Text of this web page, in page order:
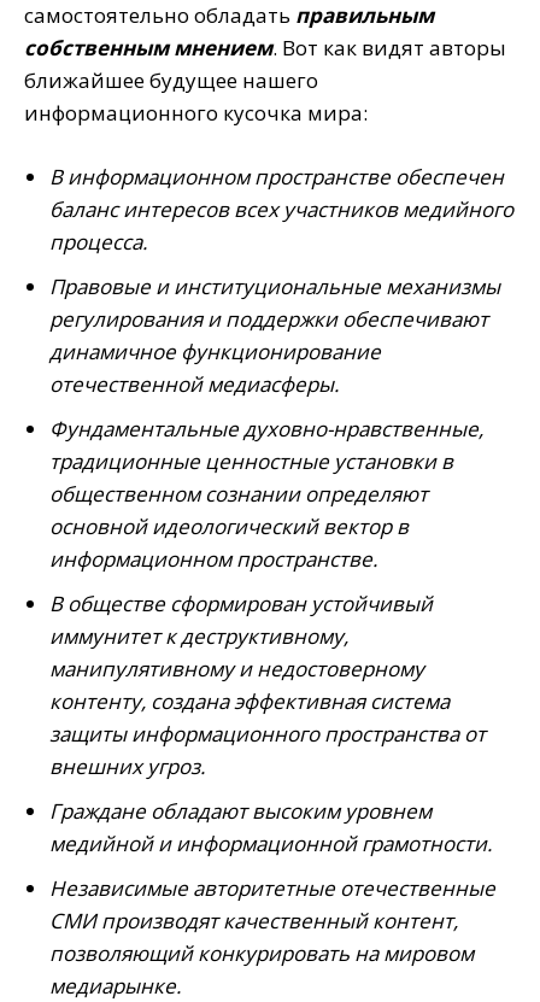
самостоятельно обладать правильным
собственным мнением. Вот как видят авторы
ближайшее будущее нашего
информационного кусочка мира:
В информационном пространстве обеспечен
баланс интересов всех участников медийного
процесса.
Правовые и институциональные механизмы
регулирования и поддержки обеспечивают
динамичное функционирование
отечественной медиасферы.
Фундаментальные духовно-нравственные,
традиционные ценностные установки в
общественном сознании определяют
основной идеологический вектор в
информационном пространстве.
В обществе сформирован устойчивый
иммунитет к деструктивному,
манипулятивному и недостоверному
контенту, создана эффективная система
защиты информационного пространства от
внешних угроз.
Граждане обладают высоким уровнем
медийной и информационной грамотности.
Независимые авторитетные отечественные
СМИ производят качественный контент,
позволяющий конкурировать на мировом
медиарынке.